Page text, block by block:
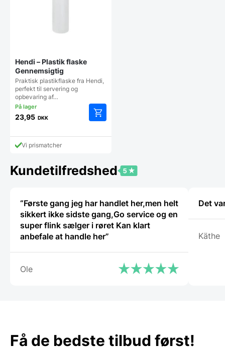
Hendi – Plastik flaske
Gennemsigtig
Praktisk plastikflaske fra Hendi,
perfekt til servering og
opbevaring af…
23,95 DKK
Vi prismatcher
Kundetilfredshed
“Første gang jeg har handlet her,men helt
sikkert ikke sidste gang,Go service og en
super flink sælger i røret Kan klart
anbefale at handle her”
Ole
Det
Käthe
Få de bedste tilbud først!